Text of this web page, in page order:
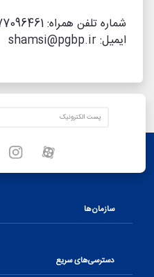
شماره تلفن همراه: 09177096461
ایمیل: shamsi@pgbp.ir
سازمان‌ها
دسترسی‌های سریع